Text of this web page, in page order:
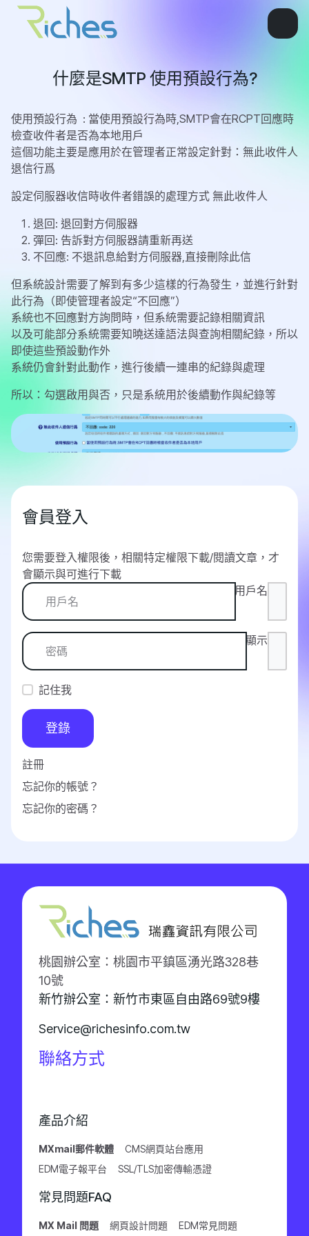
會員登入
您需要登入權限後，相關特定權限下載/閱讀文章，才
會顯示與可進行下載
用戶名
顯示
記住我
登錄
註冊
忘記你的帳號？
忘記你的密碼？
什麼是SMTP 使用預設行為?
使用預設行為 : 當使用預設行為時,SMTP會在RCPT回應時
檢查收件者是否為本地用戶
這個功能主要是應用於在管理者正常設定針對：無此收件人
退信行爲
設定伺服器收信時收件者錯誤的處理方式 無此收件人
退回: 退回對方伺服器
彈回: 告訴對方伺服器請重新再送
不回應: 不退訊息給對方伺服器,直接刪除此信
但系統設計需要了解到有多少這樣的行為發生，並進行針對
此行為（即使管理者設定“不回應”）
系統也不回應對方詢問時，但系統需要記錄相關資訊
以及可能部分系統需要知曉送達語法與查詢相關紀錄，所以
即使這些預設動作外
系統仍會針對此動作，進行後續一連串的紀錄與處理
所以：勾選啟用與否，只是系統用於後續動作與紀錄等
桃園辦公室：桃園市平鎮區湧光路328巷
10號
新竹辦公室：新竹市東區自由路69號9樓
Service@richesinfo.com.tw
聯絡方式
產品介紹
MXmail郵件軟體
CMS網頁站台應用
EDM電子報平台
SSL/TLS加密傳輸憑證
常見問題FAQ
MX Mail 問題 網頁設計問題 EDM常見問題